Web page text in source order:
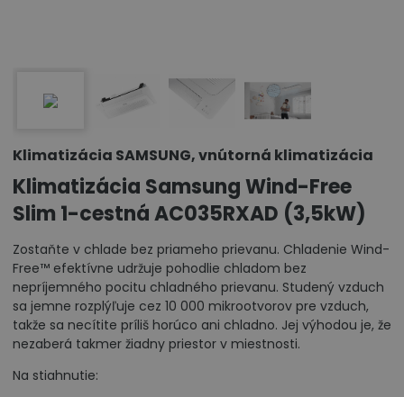
Klimatizácia SAMSUNG, vnútorná klimatizácia
Klimatizácia Samsung Wind-Free
Slim 1-cestná AC035RXAD (3,5kW)
Zostaňte v chlade bez priameho prievanu. Chladenie Wind-
Free™ efektívne udržuje pohodlie chladom bez
nepríjemného pocitu chladného prievanu. Studený vzduch
sa jemne rozplýľuje cez 10 000 mikrootvorov pre vzduch,
takže sa necítite príliš horúco ani chladno. Jej výhodou je, že
nezaberá takmer žiadny priestor v miestnosti.
Na stiahnutie: